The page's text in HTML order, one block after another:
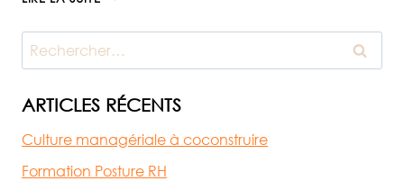
LE
POP
Rechercher :
ARTICLES RÉCENTS
Culture managériale à coconstruire
Formation Posture RH